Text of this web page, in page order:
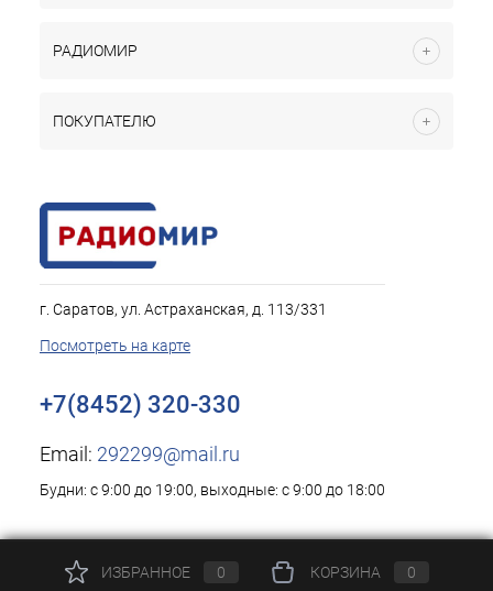
РАДИОМИР
ПОКУПАТЕЛЮ
г. Саратов, ул. Астраханская, д. 113/331
Посмотреть на карте
+7(8452) 320-330
Email: 292299@mail.ru
Будни: с 9:00 до 19:00, выходные: с 9:00 до 18:00
ИЗБРАННОЕ 0 КОРЗИНА 0